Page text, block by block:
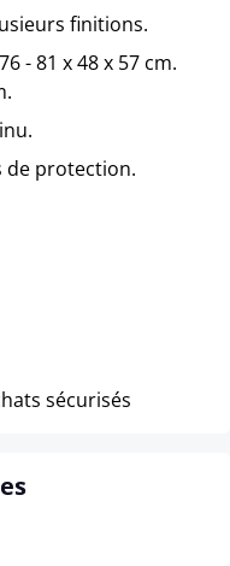
finitions.
- 81 x 48 x 57 cm.
de protection.
sécurisés